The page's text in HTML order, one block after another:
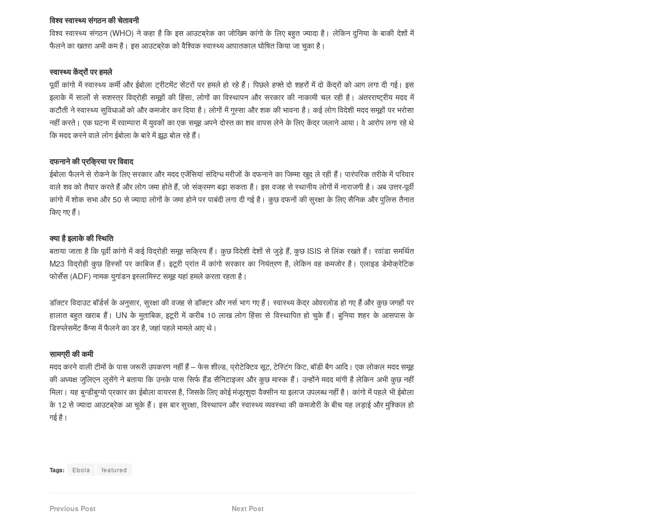
विश्व स्वास्थ्य संगठन की चेतावनी
विश्व स्वास्थ्य संगठन (WHO) ने कहा है कि इस आउटब्रेक का जोखिम कांगो के लिए बहुत ज्यादा है। लेकिन दुनिया के बाकी देशों में
फैलने का खतरा अभी कम है। इस आउटब्रेक को वैश्विक स्वास्थ्य आपातकाल घोषित किया जा चुका है।
स्वास्थ्य केंद्रों पर हमले
पूर्वी कांगो में स्वास्थ्य कर्मी और ईबोला ट्रीटमेंट सेंटरों पर हमले हो रहे हैं। पिछले हफ्ते दो शहरों में दो केंद्रों को आग लगा दी गई। इस
इलाके में सालों से सशस्त्र विद्रोही समूहों की हिंसा, लोगों का विस्थापन और सरकार की नाकामी चल रही है। अंतरराष्ट्रीय मदद में
कटौती ने स्वास्थ्य सुविधाओं को और कमजोर कर दिया है। लोगों में गुस्सा और शक की भावना है। कई लोग विदेशी मदद समूहों पर भरोसा
नहीं करते। एक घटना में रवाम्पारा में युवकों का एक समूह अपने दोस्त का शव वापस लेने के लिए केंद्र जलाने आया। वे आरोप लगा रहे थे
कि मदद करने वाले लोग ईबोला के बारे में झूठ बोल रहे हैं।
दफनाने की प्रक्रिया पर विवाद
ईबोला फैलने से रोकने के लिए सरकार और मदद एजेंसियां संदिग्ध मरीजों के दफनाने का जिम्मा खुद ले रही हैं। पारंपरिक तरीके में परिवार
वाले शव को तैयार करते हैं और लोग जमा होते हैं, जो संक्रमण बढ़ा सकता है। इस वजह से स्थानीय लोगों में नाराजगी है। अब उत्तर-पूर्वी
कांगो में शोक सभा और 50 से ज्यादा लोगों के जमा होने पर पाबंदी लगा दी गई है। कुछ दफनों की सुरक्षा के लिए सैनिक और पुलिस तैनात
किए गए हैं।
क्या है इलाके की स्थिति
बताया जाता है कि पूर्वी कांगो में कई विद्रोही समूह सक्रिय हैं। कुछ विदेशी देशों से जुड़े हैं, कुछ ISIS से लिंक रखते हैं। रवांडा समर्थित
M23 विद्रोही कुछ हिस्सों पर काबिज हैं। इटूरी प्रांत में कांगो सरकार का नियंत्रण है, लेकिन वह कमजोर है। एलाइड डेमोक्रेटिक
फोर्सेस (ADF) नामक युगांडन इस्लामिस्ट समूह यहां हमले करता रहता है।
डॉक्टर विदाउट बॉर्डर्स के अनुसार, सुरक्षा की वजह से डॉक्टर और नर्स भाग गए हैं। स्वास्थ्य केंद्र ओवरलोड हो गए हैं और कुछ जगहों पर
हालात बहुत खराब हैं। UN के मुताबिक, इटूरी में करीब 10 लाख लोग हिंसा से विस्थापित हो चुके हैं। बुनिया शहर के आसपास के
डिस्प्लेसमेंट कैंप्स में फैलने का डर है, जहां पहले मामले आए थे।
सामग्री की कमी
मदद करने वाली टीमों के पास जरूरी उपकरण नहीं हैं – फेस शील्ड, प्रोटेक्टिव सूट, टेस्टिंग किट, बॉडी बैग आदि। एक लोकल मदद समूह
की अध्यक्ष जुलिएन लुसेंगे ने बताया कि उनके पास सिर्फ हैंड सैनिटाइजर और कुछ मास्क हैं। उन्होंने मदद मांगी है लेकिन अभी कुछ नहीं
मिला। यह बुन्डीबुग्यो प्रकार का ईबोला वायरस है, जिसके लिए कोई मंजूरशुदा वैक्सीन या इलाज उपलब्ध नहीं है। कांगो में पहले भी ईबोला
के 12 से ज्यादा आउटब्रेक आ चुके हैं। इस बार सुरक्षा, विस्थापन और स्वास्थ्य व्यवस्था की कमजोरी के बीच यह लड़ाई और मुश्किल हो
गई है।
Tags: Ebola featured
Previous Post Next Post